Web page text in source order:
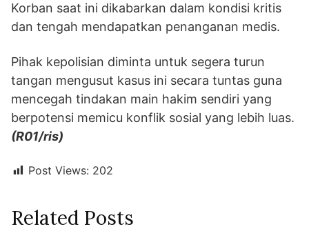
Korban saat ini dikabarkan dalam kondisi kritis
dan tengah mendapatkan penanganan medis.
Pihak kepolisian diminta untuk segera turun
tangan mengusut kasus ini secara tuntas guna
mencegah tindakan main hakim sendiri yang
berpotensi memicu konflik sosial yang lebih luas.
(R01/ris)
Post Views: 202
Related Posts